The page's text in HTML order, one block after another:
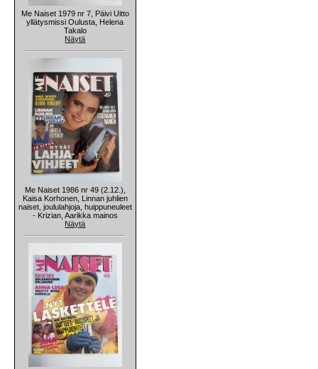
Me Naiset 1979 nr 7, Päivi Uitto
yllätysmissi Oulusta, Helena
Takalo
Näytä
Me Naiset 1986 nr 49 (2.12.),
Kaisa Korhonen, Linnan juhlien
naiset, joululahjoja, huippuneuleet
- Krizian, Aarikka mainos
Näytä